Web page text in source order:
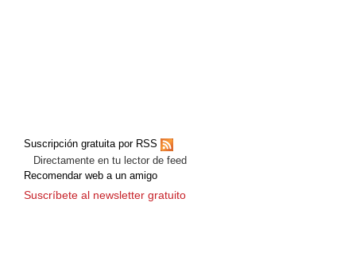
Suscripción gratuita por RSS
Directamente en tu lector de feed
Recomendar web a un amigo
Suscríbete al newsletter gratuito